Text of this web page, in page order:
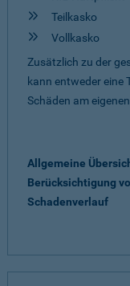
Teilkasko
Vollkasko
Zusätzlich zu der
kann entweder eine
Schäden am
Allgemeine
Berücksichtigung
Schadenverlauf